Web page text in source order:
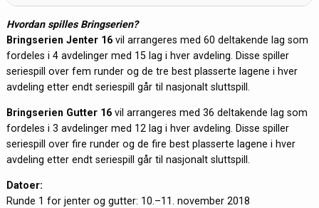
Hvordan spilles Bringserien?
Bringserien Jenter 16vil arrangeres med 60 deltakende lag som
fordeles i 4 avdelinger med 15 lag i hver avdeling. Disse spiller
seriespill over fem runder og de tre best plasserte lagene i hver
avdeling etter endt seriespill går til nasjonalt sluttspill.
Bringserien Gutter 16vil arrangeres med 36 deltakende lag som
fordeles i 3 avdelinger med 12 lag i hver avdeling. Disse spiller
seriespill over fire runder og de fire best plasserte lagene i hver
avdeling etter endt seriespill går til nasjonalt sluttspill.
Datoer:
Runde 1 for jenter og gutter: 10.–11. november 2018